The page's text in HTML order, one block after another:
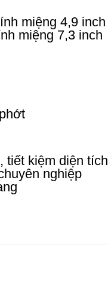
miệng 4,9 inch
miệng 7,3 inch
tiết kiệm diện tích
nghiệp